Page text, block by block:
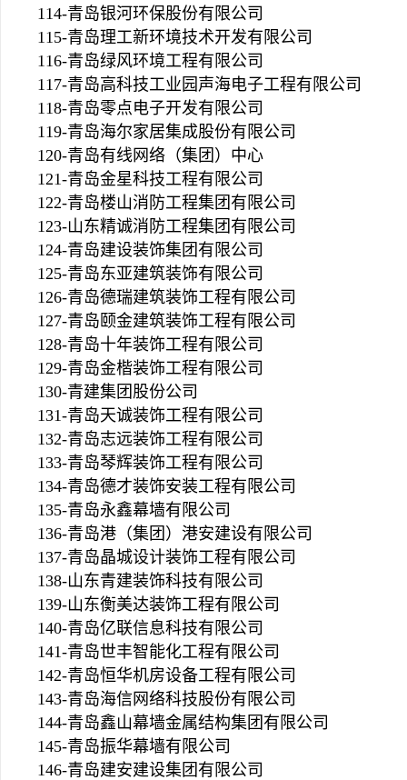
114-青岛银河环保股份有限公司
115-青岛理工新环境技术开发有限公司
116-青岛绿风环境工程有限公司
117-青岛高科技工业园声海电子工程有限公司
118-青岛零点电子开发有限公司
119-青岛海尔家居集成股份有限公司
120-青岛有线网络（集团）中心
121-青岛金星科技工程有限公司
122-青岛楼山消防工程集团有限公司
123-山东精诚消防工程集团有限公司
124-青岛建设装饰集团有限公司
125-青岛东亚建筑装饰有限公司
126-青岛德瑞建筑装饰工程有限公司
127-青岛颐金建筑装饰工程有限公司
128-青岛十年装饰工程有限公司
129-青岛金楷装饰工程有限公司
130-青建集团股份公司
131-青岛天诚装饰工程有限公司
132-青岛志远装饰工程有限公司
133-青岛琴辉装饰工程有限公司
134-青岛德才装饰安装工程有限公司
135-青岛永鑫幕墙有限公司
136-青岛港（集团）港安建设有限公司
137-青岛晶城设计装饰工程有限公司
138-山东青建装饰科技有限公司
139-山东衡美达装饰工程有限公司
140-青岛亿联信息科技有限公司
141-青岛世丰智能化工程有限公司
142-青岛恒华机房设备工程有限公司
143-青岛海信网络科技股份有限公司
144-青岛鑫山幕墙金属结构集团有限公司
145-青岛振华幕墙有限公司
146-青岛建安建设集团有限公司